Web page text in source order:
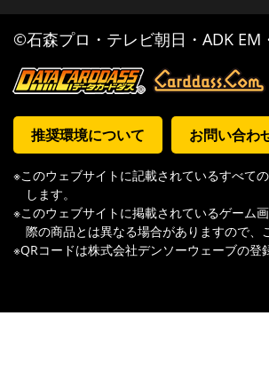
©石森プロ・テレビ朝日・ADK
推奨環境について お問い合わ
※このウェブサイトに記載されているすべて
します。
※このウェブサイトに掲載されているゲーム
際の商品とは異なる場合がありますので、
※QRコードは株式会社デンソーウェーブの登